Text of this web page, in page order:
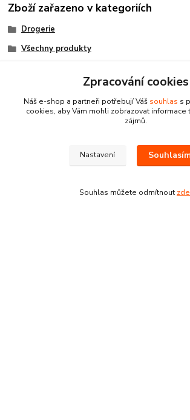
Zboží zařazeno v kategoriích
Drogerie
Všechny produkty
Zpracování cookies
Náš e-shop a partneři potřebují Váš souhlas s
cookies, aby Vám mohli zobrazovat informace
zájmů.
Nastavení
Souhlas můžete odmítnout zde